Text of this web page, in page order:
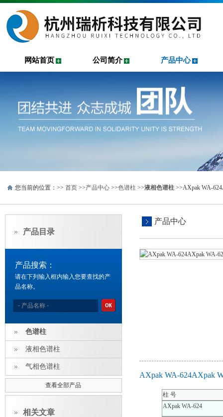
网站首页 公司简介 产品中心
您当前的位置：>> 首页 >>产品中心 >>色谱柱 >>液相色谱柱 >>AXpak WA-
产品目录
产品搜索：
请在下列输入框内输入您要查找的产
品名称。
色谱柱
液相色谱柱
气相色谱柱
查看全部产品
相关文章
产品中心
AXpak WA-624AXpak
柱 号
AXpak WA-624